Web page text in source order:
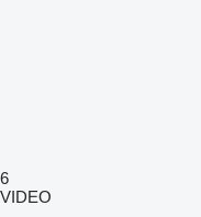
6
VIDEO